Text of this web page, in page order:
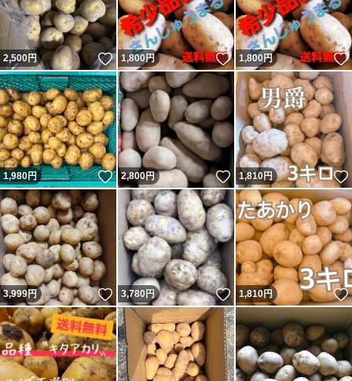
2,500円 いいね！
1,800 円 いいね！
1,800 円
1,980円 いいね！
2,800円 いいね！
1,810円
3,999円 いいね！
3,780円 いいね！
1,810円